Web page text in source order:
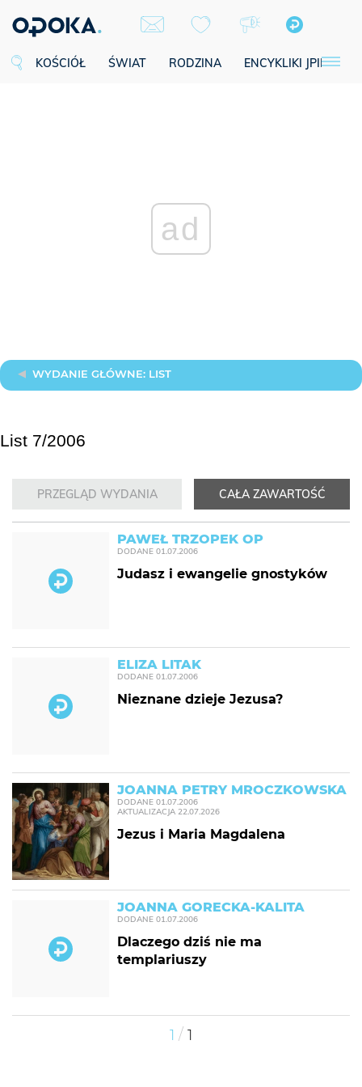
KOŚCIÓŁ ŚWIAT RODZINA ENCYKLIKI JPII
ad
WYDANIE GŁÓWNE: LIST
List 7/2006
PRZEGLĄD WYDANIA CAŁA ZAWARTOŚĆ
PAWEŁ TRZOPEK OP
DODANE 01.07.2006
Judasz i ewangelie gnostyków
ELIZA LITAK
DODANE 01.07.2006
Nieznane dzieje Jezusa?
JOANNA PETRY MROCZKOWSKA
DODANE 01.07.2006
AKTUALIZACJA 22.07.2026
Jezus i Maria Magdalena
JOANNA GORECKA-KALITA
DODANE 01.07.2006
Dlaczego dziś nie ma
templariuszy
1 / 1